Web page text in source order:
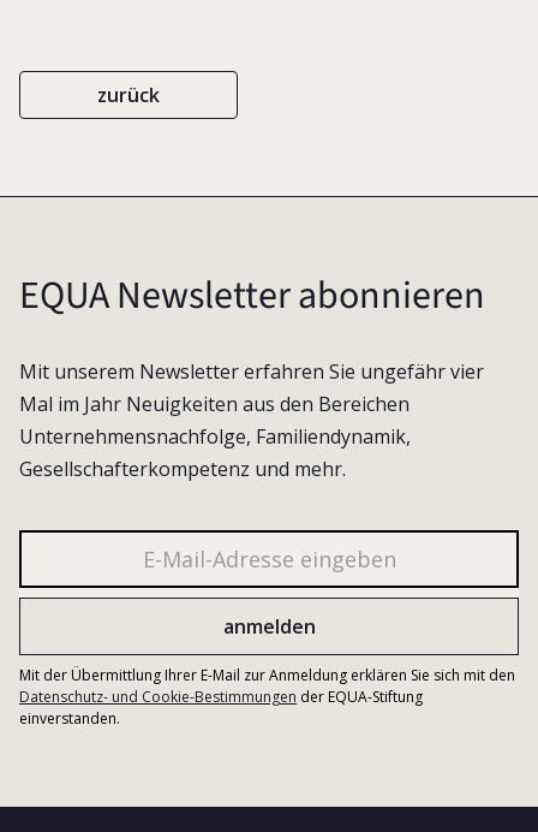
zurück
EQUA Newsletter abonnieren
Mit unserem Newsletter erfahren Sie ungefähr vier
Mal im Jahr Neuigkeiten aus den Bereichen
Unternehmensnachfolge, Familiendynamik,
Gesellschafterkompetenz und mehr.
Mit der Übermittlung Ihrer E-Mail zur Anmeldung erklären Sie sich mit den
Datenschutz- und Cookie-Bestimmungen der EQUA-Stiftung
einverstanden.